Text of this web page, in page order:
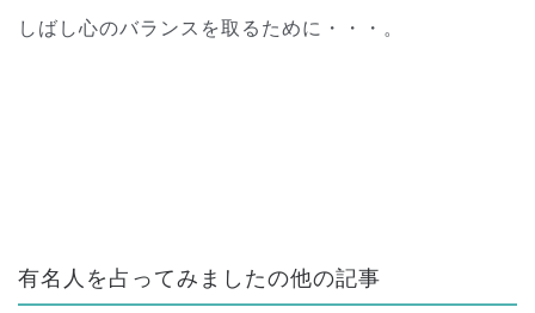
しばし心のバランスを取るために・・・。
有名人を占ってみましたの他の記事